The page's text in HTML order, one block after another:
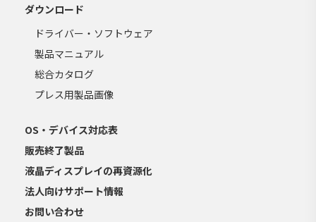
ダウンロード
ドライバー・ソフトウェア
製品マニュアル
総合カタログ
プレス用製品画像
OS・デバイス対応表
販売終了製品
液晶ディスプレイの再資源化
法人向けサポート情報
お問い合わせ